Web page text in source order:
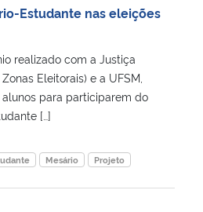
Estudante nas eleições
realizado com a Justiça
Eleitorais) e a UFSM,
para participarem do
[…]
Mesário Projeto